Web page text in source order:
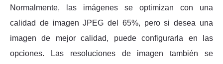
Normalmente, las imágenes se optimizan con una
calidad de imagen JPEG del 65%, pero si desea una
imagen de mejor calidad, puede configurarla en las
opciones. Las resoluciones de imagen también se